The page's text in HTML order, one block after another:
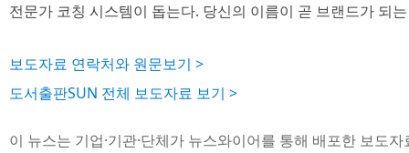
전문가 코칭 시스템이 돕는다. 당신의 이름이 곧 브랜드가 되
보도자료 연락처와 원문보기 >
도서출판SUN 전체 보도자료 보기 >
이 뉴스는 기업·기관·단체가 뉴스와이어를 통해 배포한 보도